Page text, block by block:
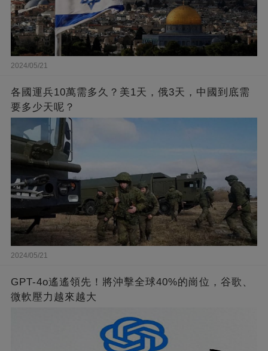
2024/05/21
各國運兵10萬需多久？美1天，俄3天，中國到底需
要多少天呢？
2024/05/21
GPT-4o遙遙領先！將沖擊全球40%的崗位，谷歌、
微軟壓力越來越大